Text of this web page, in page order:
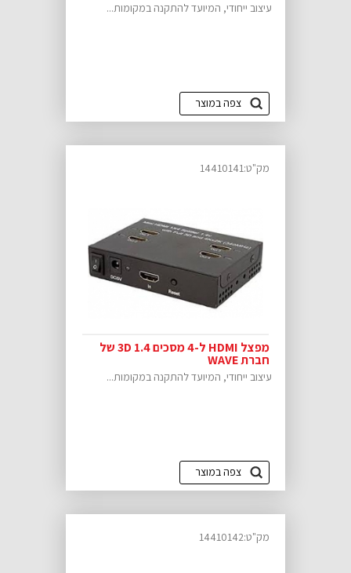
עיצוב ייחודי, המיועד להתקנה במקומות...
צפה במוצר
מפצל HDMI ל-4 מסכים 3D 1.4 של
חברת WAVE
עיצוב ייחודי, המיועד להתקנה במקומות...
צפה במוצר
מק"ט:14410141
מק"ט:14410142